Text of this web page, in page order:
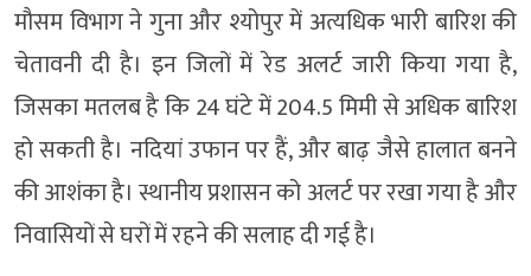
मौसम विभाग ने गुना और श्योपुर में अत्यधिक भारी बारिश की
चेतावनी दी है। इन जिलों में रेड अलर्ट जारी किया गया है,
जिसका मतलब है कि 24 घंटे में 204.5 मिमी से अधिक बारिश
हो सकती है। नदियां उफान पर हैं, और बाढ़ जैसे हालात बनने
की आशंका है। स्थानीय प्रशासन को अलर्ट पर रखा गया है और
निवासियों से घरों में रहने की सलाह दी गई है।